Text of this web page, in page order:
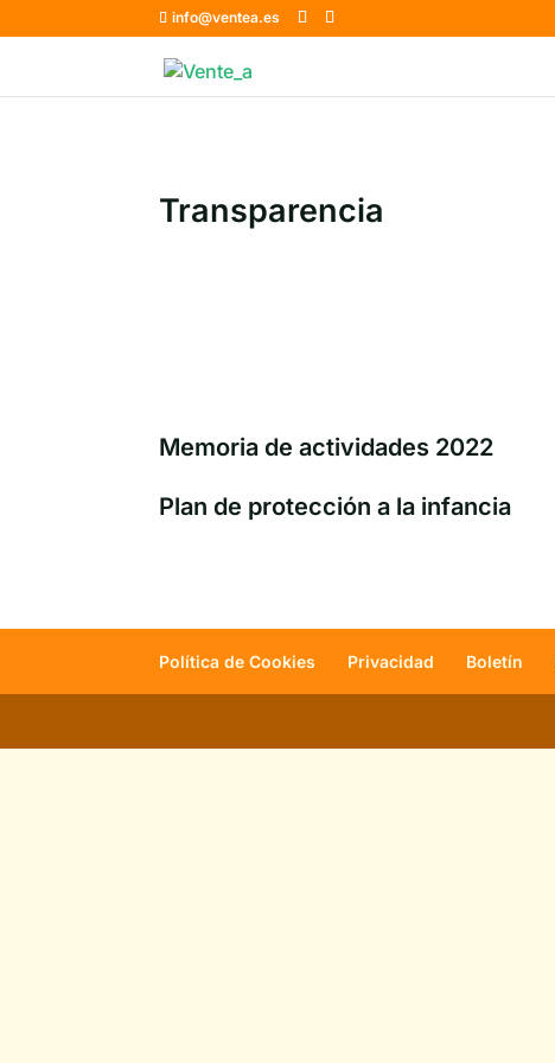
info@ventea.es
Transparencia
Memoria de actividades 2022
Plan de protección a la infancia
Política de Cookies Privacidad Boletín